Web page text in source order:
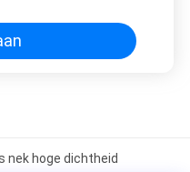
nek hoge dichtheid